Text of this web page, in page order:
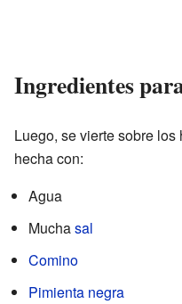
Ingredientes
Luego, se vierte sobre
hecha con:
Agua
Muchasal
Comino
Pimienta negra